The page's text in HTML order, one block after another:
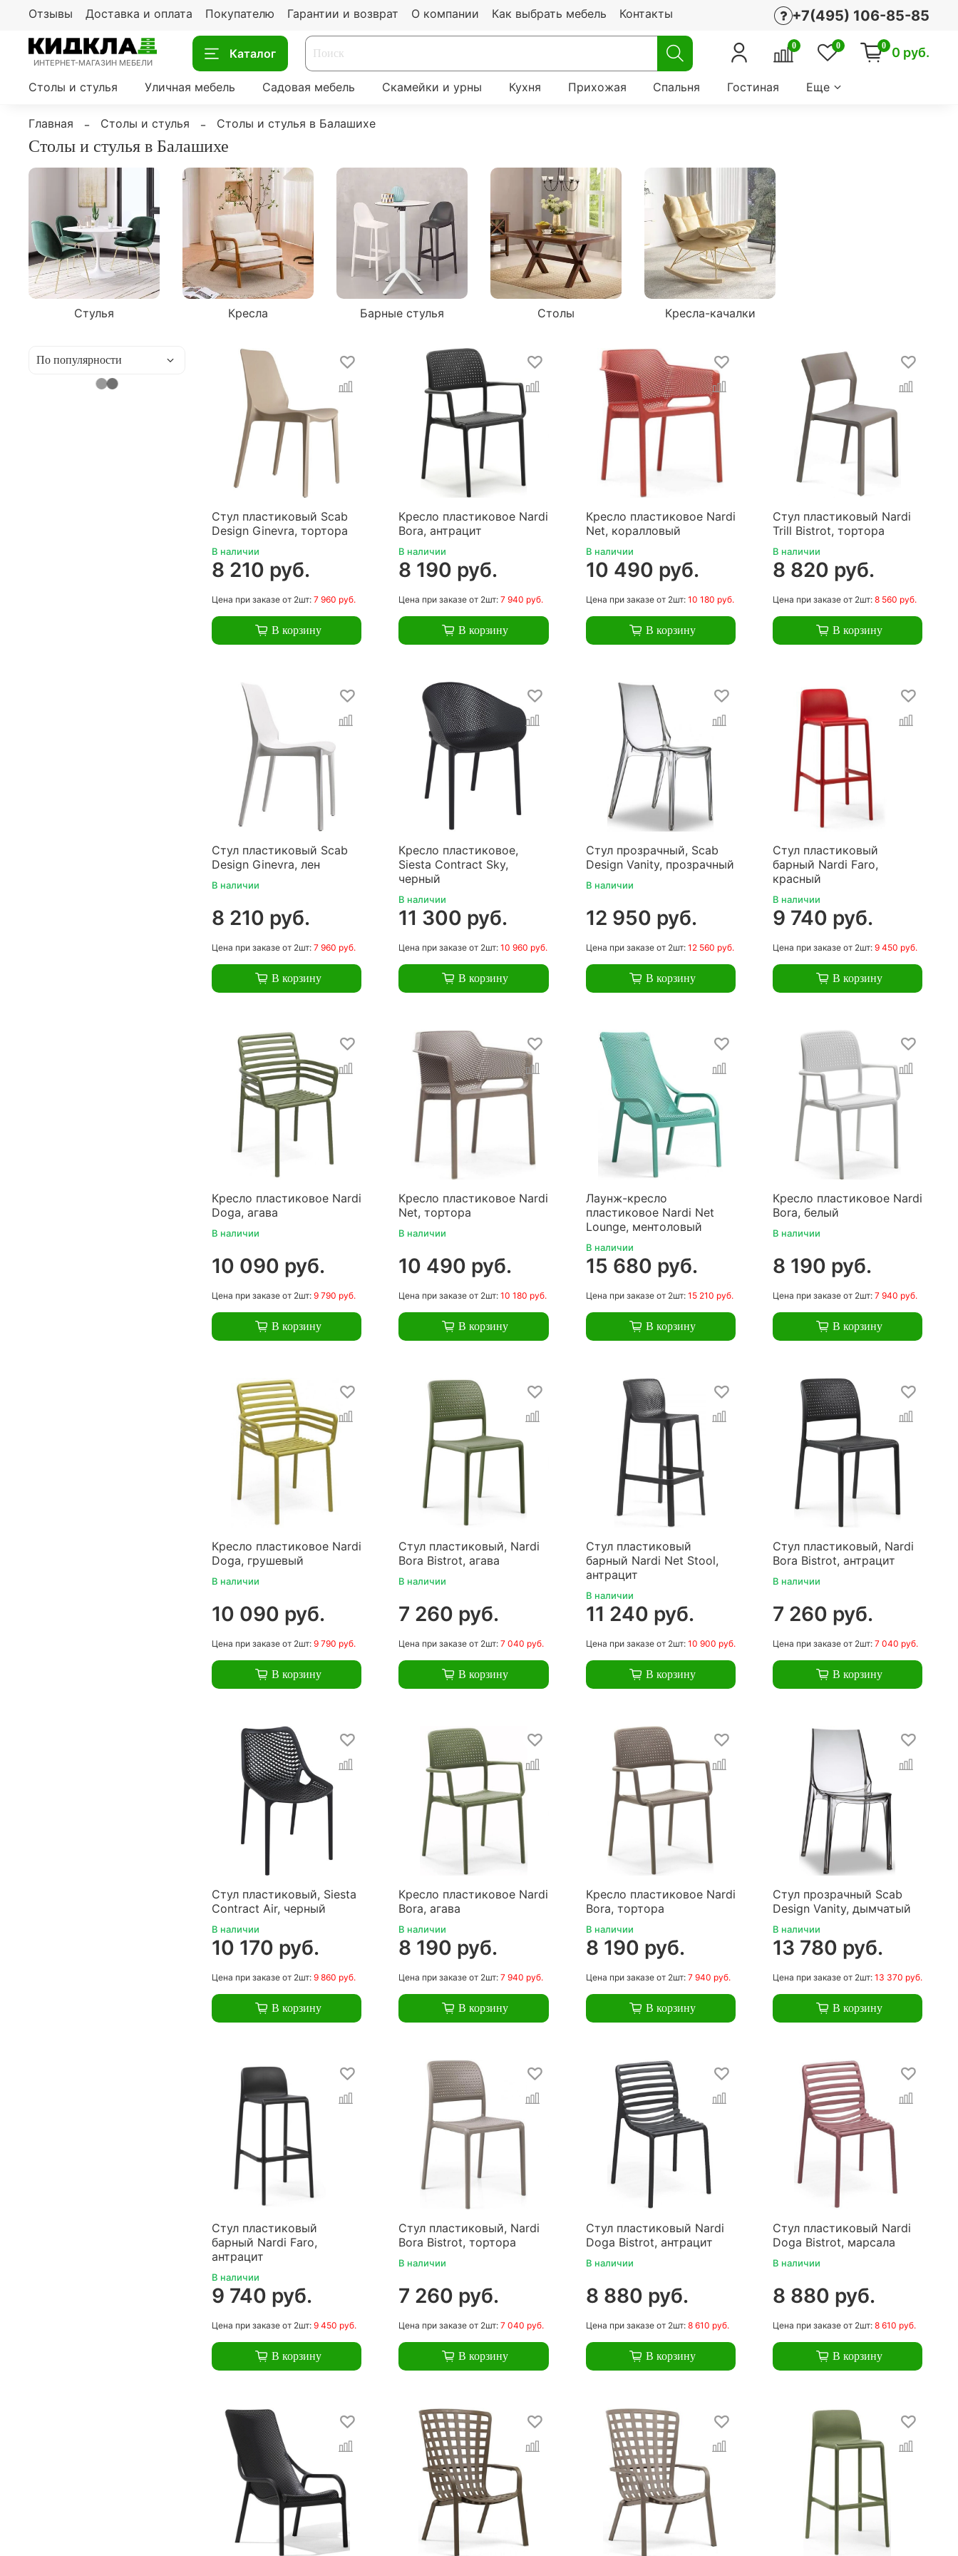
Отзывы Доставка и оплата Покупателю Гарантии и возврат О компании Как выбрать мебель Контакты +7(495) 106-85-85
ИНТЕРНЕТ-МАГАЗИН МЕБЕЛИ
Каталог
0 0 0 0 руб.
Столы и стулья Уличная мебель Садовая мебель Скамейки и урны Кухня Прихожая Спальня Гостиная Еще
Главная Столы и стулья Столы и стулья в Балашихе
Столы и стулья в Балашихе
Стулья Кресла Барные стулья Столы Кресла-качалки
Стул пластиковый Scab
Design Ginevra, тортора
В наличии
8 210 руб.
Цена при заказе от 2шт:7 960 руб.
В корзину
Кресло пластиковое Nardi
Bora, антрацит
В наличии
8 190 руб.
Цена при заказе от 2шт:7 940 руб.
В корзину
Кресло пластиковое Nardi
Net, коралловый
В наличии
10 490 руб.
Цена при заказеот 2шт: 10 180 руб.
В корзину
Стул пластиковый Nardi
Trill Bistrot, тортора
В наличии
8 820 руб.
Цена при заказеот 2шт: 8 560 руб.
В корзину
Стул пластиковый Scab
Design Ginevra, лен
В наличии
8 210 руб.
Цена при заказе от 2шт:7 960 руб.
В корзину
Кресло пластиковое,
Siesta Contract Sky,
черный
В наличии
11 300 руб.
Цена при заказе от 2шт:10 960 руб.
В корзину
Стул прозрачный, Scab
Design Vanity, прозрачный
В наличии
12 950 руб.
Цена при заказеот 2шт: 12 560 руб.
В корзину
Стул пластиковый
барный Nardi Faro,
красный
В наличии
9 740 руб.
Цена при заказеот 2шт: 9 450 руб.
В корзину
Кресло пластиковое Nardi
Doga, агава
В наличии
10 090 руб.
Цена при заказе от 2шт:9 790 руб.
В корзину
Кресло пластиковое Nardi
Net, тортора
В наличии
10 490 руб.
Цена при заказе от 2шт:10 180 руб.
В корзину
Лаунж-кресло
пластиковое Nardi Net
Lounge, ментоловый
В наличии
15 680 руб.
Цена при заказеот 2шт: 15 210 руб.
В корзину
Кресло пластиковое Nardi
Bora, белый
В наличии
8 190 руб.
Цена при заказеот 2шт: 7 940 руб.
В корзину
Кресло пластиковое Nardi
Doga, грушевый
В наличии
10 090 руб.
Цена при заказе от 2шт:9 790 руб.
В корзину
Стул пластиковый, Nardi
Bora Bistrot, агава
В наличии
7 260 руб.
Цена при заказе от 2шт:7 040 руб.
В корзину
Стул пластиковый
барный Nardi Net Stool,
антрацит
В наличии
11 240 руб.
Цена при заказеот 2шт: 10 900 руб.
В корзину
Стул пластиковый, Nardi
Bora Bistrot, антрацит
В наличии
7 260 руб.
Цена при заказеот 2шт: 7 040 руб.
В корзину
Стул пластиковый, Siesta
Contract Air, черный
В наличии
10 170 руб.
Цена при заказе от 2шт:9 860 руб.
В корзину
Кресло пластиковое Nardi
Bora, агава
В наличии
8 190 руб.
Цена при заказе от 2шт:7 940 руб.
В корзину
Кресло пластиковое Nardi
Bora, тортора
В наличии
8 190 руб.
Цена при заказеот 2шт: 7 940 руб.
В корзину
Стул прозрачный Scab
Design Vanity, дымчатый
В наличии
13 780 руб.
Цена при заказеот 2шт: 13 370 руб.
В корзину
Стул пластиковый
барный Nardi Faro,
антрацит
В наличии
9 740 руб.
Цена при заказе от 2шт:9 450 руб.
В корзину
Стул пластиковый, Nardi
Bora Bistrot, тортора
В наличии
7 260 руб.
Цена при заказе от 2шт:7 040 руб.
В корзину
Стул пластиковый Nardi
Doga Bistrot, антрацит
В наличии
8 880 руб.
Цена при заказеот 2шт: 8 610 руб.
В корзину
Стул пластиковый Nardi
Doga Bistrot, марсала
В наличии
8 880 руб.
Цена при заказеот 2шт: 8 610 руб.
В корзину